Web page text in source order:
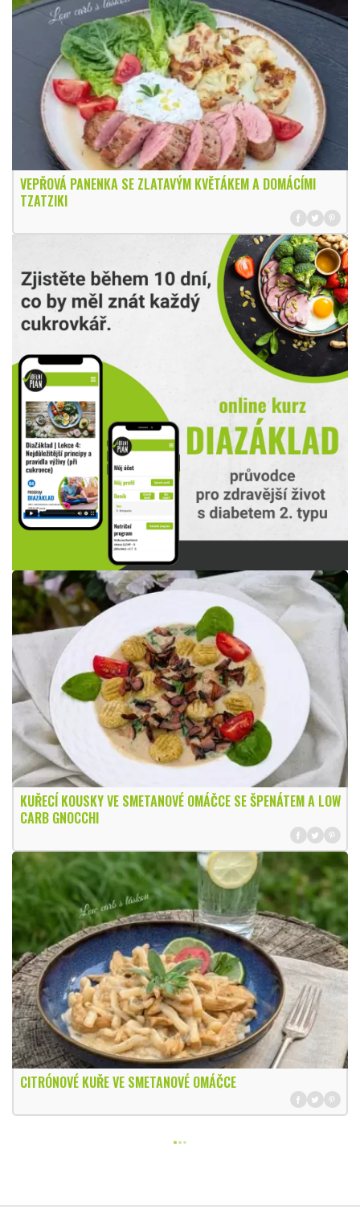
VEPŘOVÁ PANENKA SE ZLATAVÝM KVĚTÁKEM A DOMÁCÍMI
TZATZIKI
KUŘECÍ KOUSKY VE SMETANOVÉ OMÁČCE SE ŠPENÁTEM A LOW
CARB GNOCCHI
CITRÓNOVÉ KUŘE VE SMETANOVÉ OMÁČCE